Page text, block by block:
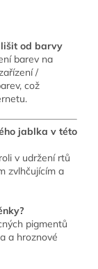
od barvy
barev na
/
což
jablka v této
v udržení rtů
zvlhčujícím a
pigmentů
a hroznové